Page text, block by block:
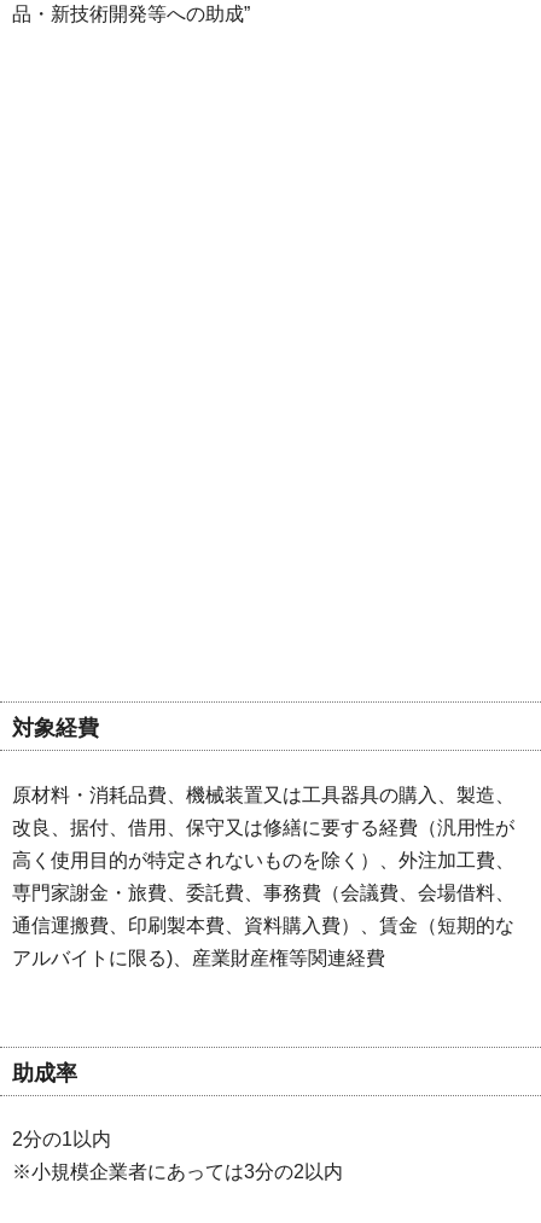
品・新技術開発等への助成”
対象経費
原材料・消耗品費、機械装置又は工具器具の購入、製造、
改良、据付、借用、保守又は修繕に要する経費（汎用性が
高く使用目的が特定されないものを除く）、外注加工費、
専門家謝金・旅費、委託費、事務費（会議費、会場借料、
通信運搬費、印刷製本費、資料購入費）、賃金（短期的な
アルバイトに限る)、産業財産権等関連経費
助成率
2分の1以内
※小規模企業者にあっては3分の2以内